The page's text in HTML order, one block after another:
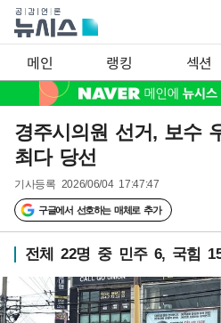
메인 랭킹 섹션
경주시의원 선거, 보수
최다 당선
기사등록 2026/06/04 17:47:47
구글에서 선호하는 매체로 추가
전체 22명 중 민주 6, 국힘